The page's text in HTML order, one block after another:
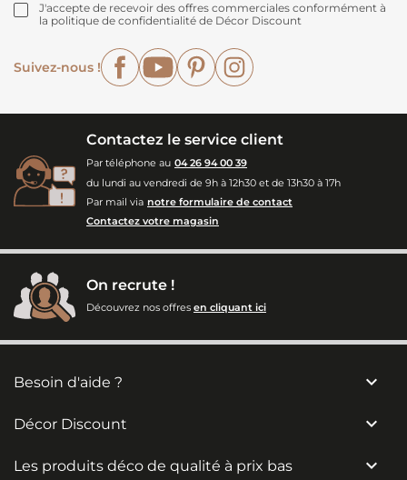
J'accepte de recevoir des offres commerciales conformément à
la politique de confidentialité de Décor Discount
Suivez-nous !
FacebookYouTubePinterest
Contactez le service client
Par téléphone au 04 26 94 00 39
du lundi au vendredi de 9h à 12h30 et de 13h30 à 17h
Par mail via notre formulaire de contact
Contactez votre magasin
On recrute !
Découvrez nos offres en cliquant ici
Besoin d'aide ? 
Décor Discount 
Les produits déco de qualité à prix bas 